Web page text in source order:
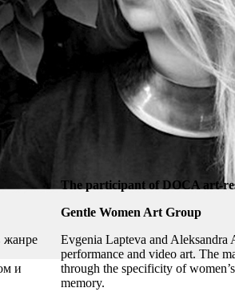
жанре
и
The participant of DOCA art-
Gentle Women Art Group
Evgenia Lapteva and
performance and video art. The
through the specificity of
memory.